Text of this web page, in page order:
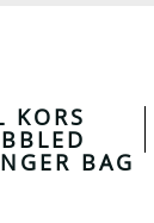
BAG